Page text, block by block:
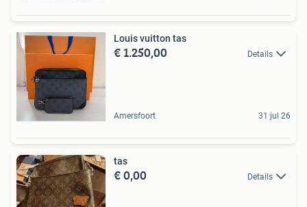
Louis vuitton tas
€ 1.250,00 Details
Amersfoort 31 jul 26
tas
€ 0,00 Details